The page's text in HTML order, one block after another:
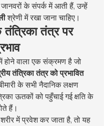
के संपर्क में आती हैं, उन्हें
श्रेणी में रखा जाना चाहिए।
तंत्रिका तंत्र पर
होने वाला एक संक्रमण है जो
तंत्रिका तंत्र को प्रभावित
के सभी नैदानिक लक्षण
ऊतकों को पहुँचाई गई क्षति के
हैं।
में प्रवेश कर जाता है, तो यह